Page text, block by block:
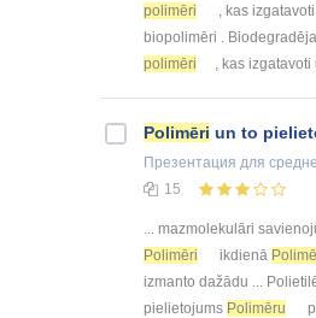
polimēri
, kas izgatavoti
biopolimēri .
polimēri
, kas izgatavoti
Polimēri un to
Презентация для
15
... mazmolekulāri
Polimēri
ikdienā
izmanto dažādu ...
pielietojums Polimēru